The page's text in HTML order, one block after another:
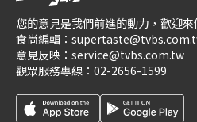
您的意見是我們前進的動力，歡迎
食尚編輯：
意見反映： service@tvbs.com.tw
觀眾服務專線： 02-2656-1599